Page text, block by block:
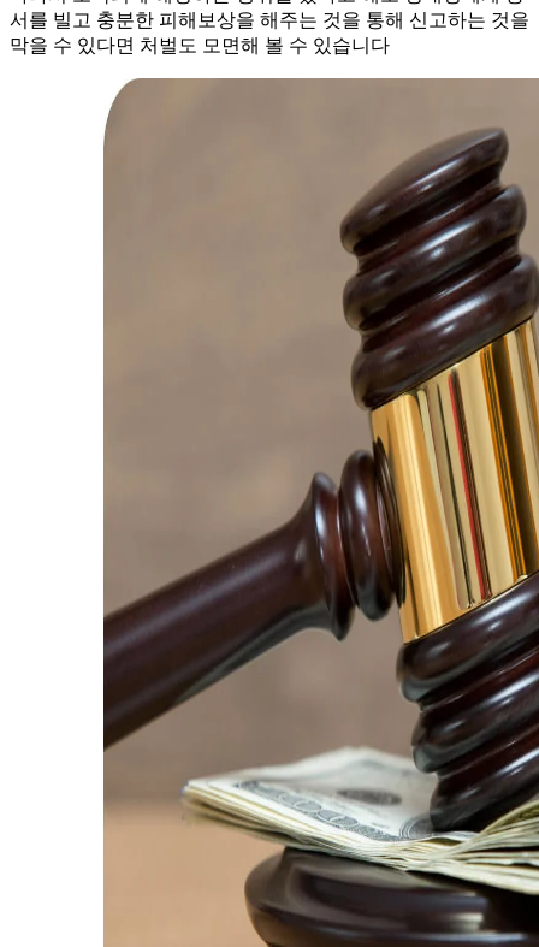
서를 빌고 충분한 피해보상을 해주는 것을 통해 신고하는 것을
막을 수 있다면 처벌도 모면해 볼 수 있습니다